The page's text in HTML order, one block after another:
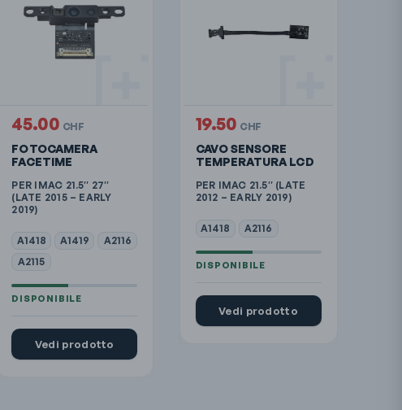
FOTOCAMERA
FACETIME
PER IMAC 21.5″ 27″
(LATE 2015 – EARLY
2019)
A1418 A1419
A2116
A2115
45.00 CHF
Vedi prodotto
CAVO SENSORE
TEMPERATURA LCD
PER IMAC 21.5″ (LATE
2012 – EARLY 2019)
A1418 A2116
19.50 CHF
Vedi prodotto